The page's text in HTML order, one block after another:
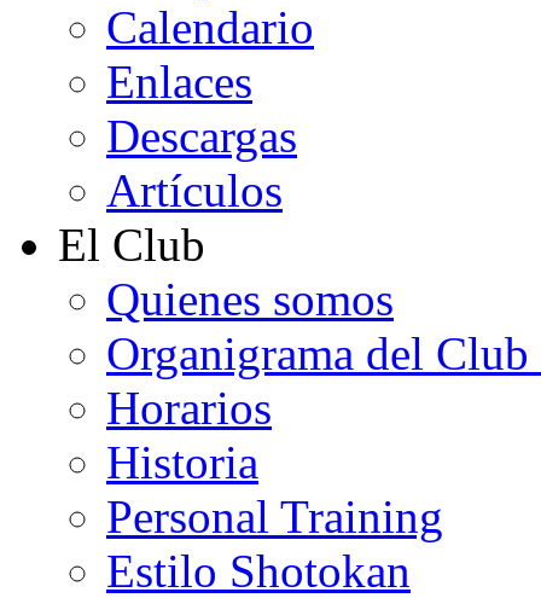
Calendario
Enlaces
Descargas
Artículos
El Club
Quienes somos
Organigrama del
Horarios
Historia
Personal Training
Estilo Shotokan